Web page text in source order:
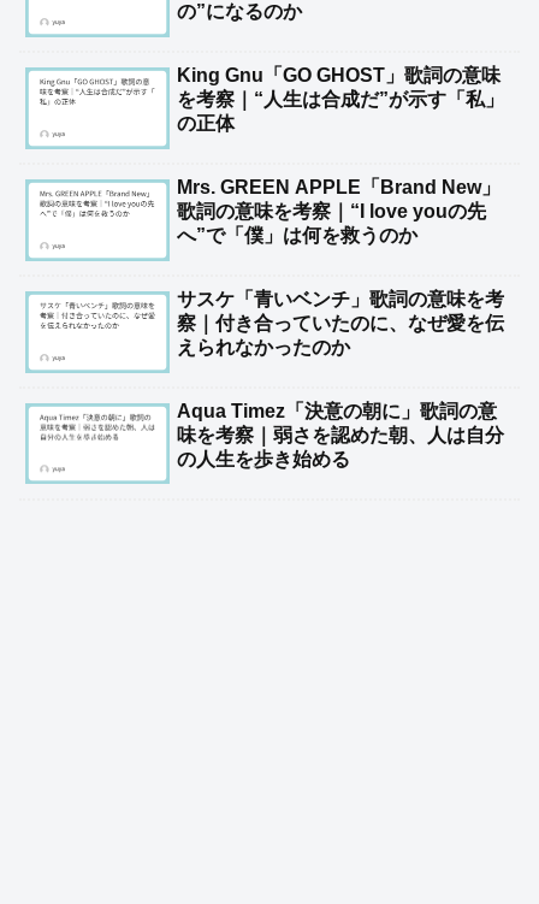
の”になるのか
King Gnu「GO GHOST」歌詞の意味
を考察｜“人生は合成だ”が示す「私」
の正体
Mrs. GREEN APPLE「Brand New」
歌詞の意味を考察｜“I love youの先
へ”で「僕」は何を救うのか
サスケ「青いベンチ」歌詞の意味を考
察｜付き合っていたのに、なぜ愛を伝
えられなかったのか
Aqua Timez「決意の朝に」歌詞の意
味を考察｜弱さを認めた朝、人は自分
の人生を歩き始める